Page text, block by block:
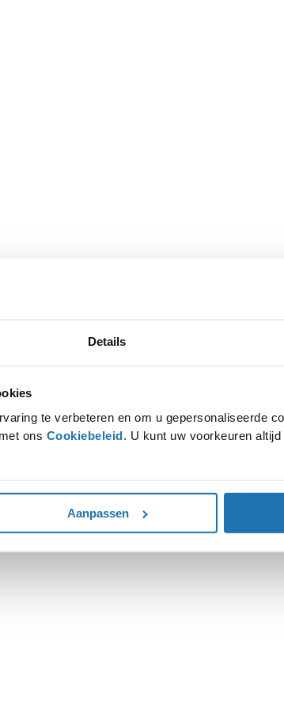
Details
te verbeteren en om u gepersonaliseerde
ons Cookiebeleid. U kunt uw voorkeuren
Aanpassen
while loading